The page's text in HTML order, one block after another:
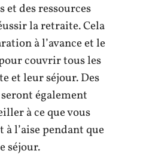
et des ressources
la retraite. Cela
à l’avance et le
couvrir tous les
et leur séjour. Des
également
à ce que vous
à l’aise pendant que
séjour.